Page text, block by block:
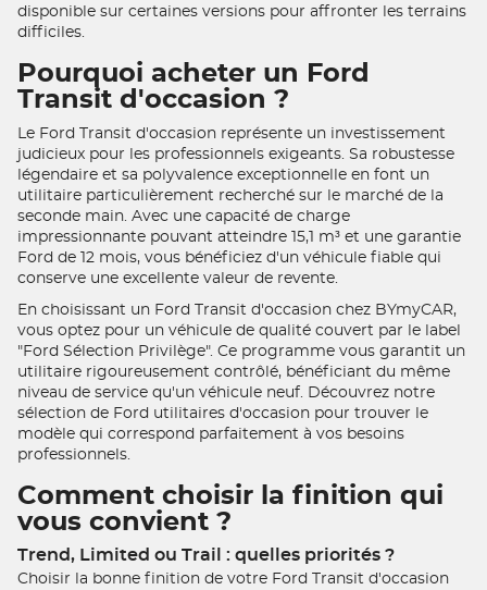
disponible sur certaines versions pour affronter les terrains
difficiles.
Pourquoi acheter un Ford
Transit d'occasion ?
Le Ford Transit d'occasion représente un investissement
judicieux pour les professionnels exigeants. Sa robustesse
légendaire et sa polyvalence exceptionnelle en font un
utilitaire particulièrement recherché sur le marché de la
seconde main. Avec une capacité de charge
impressionnante pouvant atteindre 15,1 m³ et une garantie
Ford de 12 mois, vous bénéficiez d'un véhicule fiable qui
conserve une excellente valeur de revente.
En choisissant un Ford Transit d'occasion chez BYmyCAR,
vous optez pour un véhicule de qualité couvert par le label
"Ford Sélection Privilège". Ce programme vous garantit un
utilitaire rigoureusement contrôlé, bénéficiant du même
niveau de service qu'un véhicule neuf. Découvrez notre
sélection de Ford utilitaires d'occasion pour trouver le
modèle qui correspond parfaitement à vos besoins
professionnels.
Comment choisir la finition qui
vous convient ?
Trend, Limited ou Trail : quelles priorités ?
Choisir la bonne finition de votre Ford Transit d'occasion